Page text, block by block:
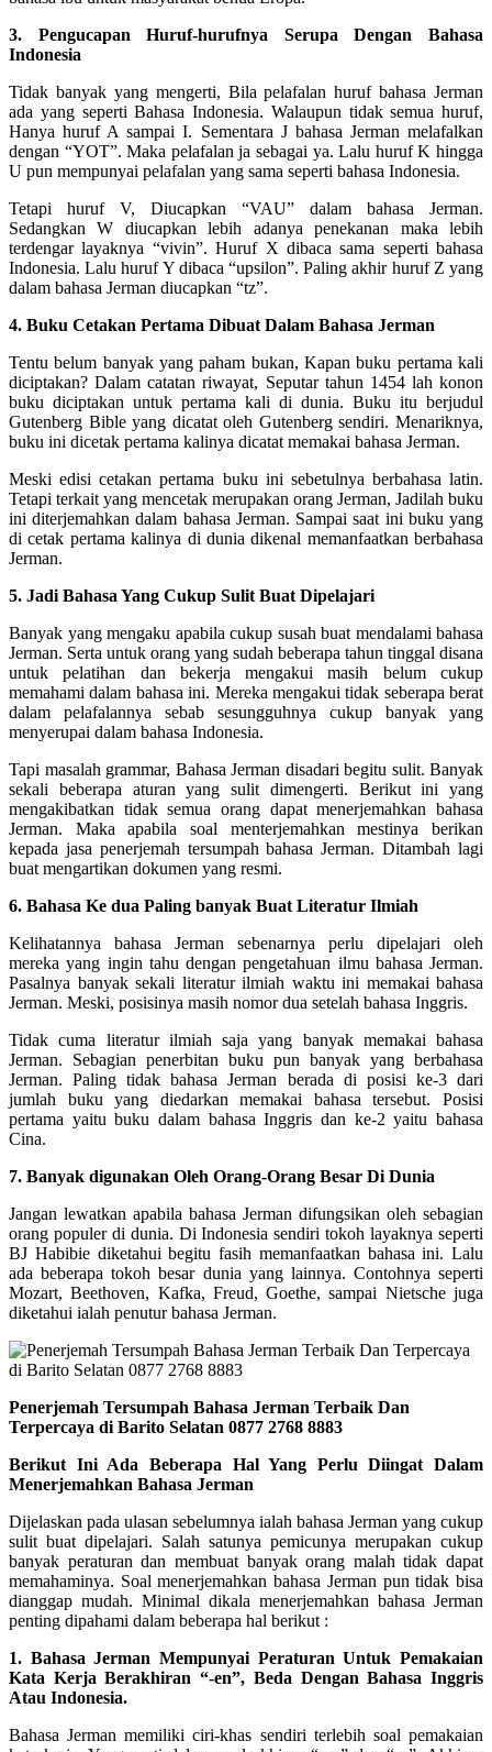
3. Pengucapan Huruf-hurufnya Serupa Dengan Bahasa
Indonesia
Tidak banyak yang mengerti, Bila pelafalan huruf bahasa Jerman
ada yang seperti Bahasa Indonesia. Walaupun tidak semua huruf,
Hanya huruf A sampai I. Sementara J bahasa Jerman melafalkan
dengan “YOT”. Maka pelafalan ja sebagai ya. Lalu huruf K hingga
U pun mempunyai pelafalan yang sama seperti bahasa Indonesia.
Tetapi huruf V, Diucapkan “VAU” dalam bahasa Jerman.
Sedangkan W diucapkan lebih adanya penekanan maka lebih
terdengar layaknya “vivin”. Huruf X dibaca sama seperti bahasa
Indonesia. Lalu huruf Y dibaca “upsilon”. Paling akhir huruf Z yang
dalam bahasa Jerman diucapkan “tz”.
4. Buku Cetakan Pertama Dibuat Dalam Bahasa Jerman
Tentu belum banyak yang paham bukan, Kapan buku pertama kali
diciptakan? Dalam catatan riwayat, Seputar tahun 1454 lah konon
buku diciptakan untuk pertama kali di dunia. Buku itu berjudul
Gutenberg Bible yang dicatat oleh Gutenberg sendiri. Menariknya,
buku ini dicetak pertama kalinya dicatat memakai bahasa Jerman.
Meski edisi cetakan pertama buku ini sebetulnya berbahasa latin.
Tetapi terkait yang mencetak merupakan orang Jerman, Jadilah buku
ini diterjemahkan dalam bahasa Jerman. Sampai saat ini buku yang
di cetak pertama kalinya di dunia dikenal memanfaatkan berbahasa
Jerman.
5. Jadi Bahasa Yang Cukup Sulit Buat Dipelajari
Banyak yang mengaku apabila cukup susah buat mendalami bahasa
Jerman. Serta untuk orang yang sudah beberapa tahun tinggal disana
untuk pelatihan dan bekerja mengakui masih belum cukup
memahami dalam bahasa ini. Mereka mengakui tidak seberapa berat
dalam pelafalannya sebab sesungguhnya cukup banyak yang
menyerupai dalam bahasa Indonesia.
Tapi masalah grammar, Bahasa Jerman disadari begitu sulit. Banyak
sekali beberapa aturan yang sulit dimengerti. Berikut ini yang
mengakibatkan tidak semua orang dapat menerjemahkan bahasa
Jerman. Maka apabila soal menterjemahkan mestinya berikan
kepada jasa penerjemah tersumpah bahasa Jerman. Ditambah lagi
buat mengartikan dokumen yang resmi.
6. Bahasa Ke dua Paling banyak Buat Literatur Ilmiah
Kelihatannya bahasa Jerman sebenarnya perlu dipelajari oleh
mereka yang ingin tahu dengan pengetahuan ilmu bahasa Jerman.
Pasalnya banyak sekali literatur ilmiah waktu ini memakai bahasa
Jerman. Meski, posisinya masih nomor dua setelah bahasa Inggris.
Tidak cuma literatur ilmiah saja yang banyak memakai bahasa
Jerman. Sebagian penerbitan buku pun banyak yang berbahasa
Jerman. Paling tidak bahasa Jerman berada di posisi ke-3 dari
jumlah buku yang diedarkan memakai bahasa tersebut. Posisi
pertama yaitu buku dalam bahasa Inggris dan ke-2 yaitu bahasa
Cina.
7. Banyak digunakan Oleh Orang-Orang Besar Di Dunia
Jangan lewatkan apabila bahasa Jerman difungsikan oleh sebagian
orang populer di dunia. Di Indonesia sendiri tokoh layaknya seperti
BJ Habibie diketahui begitu fasih memanfaatkan bahasa ini. Lalu
ada beberapa tokoh besar dunia yang lainnya. Contohnya seperti
Mozart, Beethoven, Kafka, Freud, Goethe, sampai Nietsche juga
diketahui ialah penutur bahasa Jerman.
Penerjemah Tersumpah Bahasa Jerman Terbaik Dan
Terpercaya di Barito Selatan 0877 2768 8883
Berikut Ini Ada Beberapa Hal Yang Perlu Diingat Dalam
Menerjemahkan Bahasa Jerman
Dijelaskan pada ulasan sebelumnya ialah bahasa Jerman yang cukup
sulit buat dipelajari. Salah satunya pemicunya merupakan cukup
banyak peraturan dan membuat banyak orang malah tidak dapat
memahaminya. Soal menerjemahkan bahasa Jerman pun tidak bisa
dianggap mudah. Minimal dikala menerjemahkan bahasa Jerman
penting dipahami dalam beberapa hal berikut :
1. Bahasa Jerman Mempunyai Peraturan Untuk Pemakaian
Kata Kerja Berakhiran “-en”, Beda Dengan Bahasa Inggris
Atau Indonesia.
Bahasa Jerman memiliki ciri-khas sendiri terlebih soal pemakaian